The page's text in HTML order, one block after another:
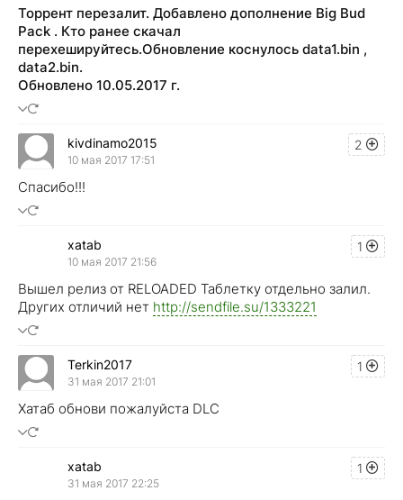
Торрент перезалит. Добавлено дополнение Big Bud
Pack . Кто ранее скачал
перехешируйтесь.Обновление коснулось data1.bin ,
data2.bin.
Обновлено 10.05.2017 г.
2
kivdinamo2015
10 мая 2017 17:51
Спасибо!!!
1
xatab
10 мая 2017 21:56
Вышел релиз от RELOADED Таблетку отдельно залил.
Других отличий нет http://sendfile.su/1333221
1
Terkin2017
31 мая 2017 21:01
Хатаб обнови пожалуйста DLC
1
xatab
31 мая 2017 22:25